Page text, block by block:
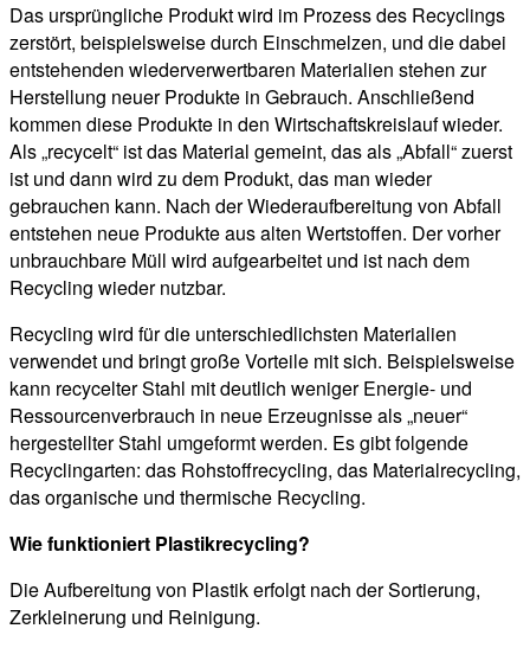
Das ursprüngliche Produkt wird im Prozess des Recyclings
zerstört, beispielsweise durch Einschmelzen, und die dabei
entstehenden wiederverwertbaren Materialien stehen zur
Herstellung neuer Produkte in Gebrauch. Anschließend
kommen diese Produkte in den Wirtschaftskreislauf wieder.
Als „recycelt“ ist das Material gemeint, das als „Abfall“ zuerst
ist und dann wird zu dem Produkt, das man wieder
gebrauchen kann. Nach der Wiederaufbereitung von Abfall
entstehen neue Produkte aus alten Wertstoffen. Der vorher
unbrauchbare Müll wird aufgearbeitet und ist nach dem
Recycling wieder nutzbar.
Recycling wird für die unterschiedlichsten Materialien
verwendet und bringt große Vorteile mit sich. Beispielsweise
kann recycelter Stahl mit deutlich weniger Energie- und
Ressourcenverbrauch in neue Erzeugnisse als „neuer“
hergestellter Stahl umgeformt werden. Es gibt folgende
Recyclingarten: das Rohstoffrecycling, das Materialrecycling,
das organische und thermische Recycling.
Wie funktioniert Plastikrecycling?
Die Aufbereitung von Plastik erfolgt nach der Sortierung,
Zerkleinerung und Reinigung.